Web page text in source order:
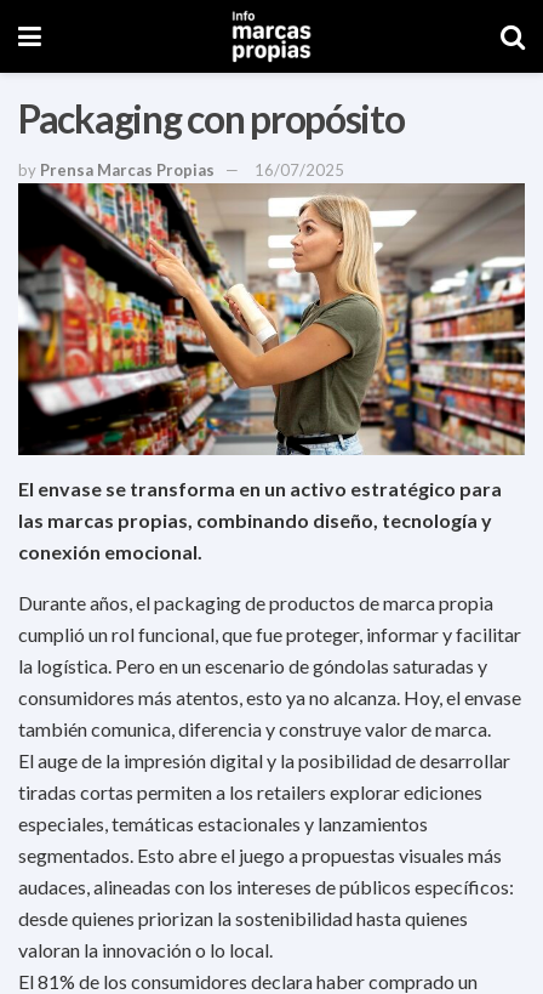
Packaging con propósito
by Prensa Marcas Propias 16/07/2025
El envase se transforma en un activo estratégico para
las marcas propias, combinando diseño, tecnología y
conexión emocional.
Durante años, el packaging de productos de marca propia
cumplió un rol funcional, que fue proteger, informar y facilitar
la logística. Pero en un escenario de góndolas saturadas y
consumidores más atentos, esto ya no alcanza. Hoy, el envase
también comunica, diferencia y construye valor de marca.
El auge de la impresión digital y la posibilidad de desarrollar
tiradas cortas permiten a los retailers explorar ediciones
especiales, temáticas estacionales y lanzamientos
segmentados. Esto abre el juego a propuestas visuales más
audaces, alineadas con los intereses de públicos específicos:
desde quienes priorizan la sostenibilidad hasta quienes
valoran la innovación o lo local.
El 81% de los consumidores declara haber comprado un